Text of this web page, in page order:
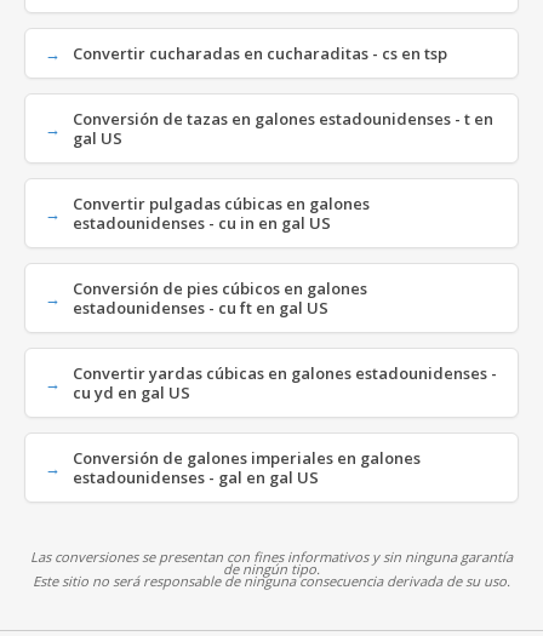
Convertir cucharadas en cucharaditas - cs en tsp
Conversión de tazas en galones estadounidenses - t en
gal US
Convertir pulgadas cúbicas en galones
estadounidenses - cu in en gal US
Conversión de pies cúbicos en galones
estadounidenses - cu ft en gal US
Convertir yardas cúbicas en galones estadounidenses -
cu yd en gal US
Conversión de galones imperiales en galones
estadounidenses - gal en gal US
Las conversiones se presentan con fines informativos y sin ninguna garantía
de ningún tipo.
Este sitio no será responsable de ninguna consecuencia derivada de su uso.